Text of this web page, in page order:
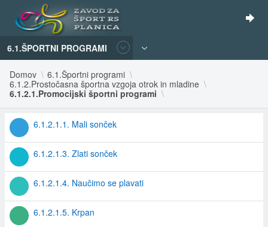
6.1.ŠPORTNI PROGRAMI
Domov
6.1.Športni programi
6.1.2.Prostočasna športna vzgoja otrok in mladine
6.1.2.1.Promocijski športni programi
6.1.2.1.1. Mali sonček
6.1.2.1.3. Zlati sonček
6.1.2.1.4. Naučimo se plavati
6.1.2.1.5. Krpan